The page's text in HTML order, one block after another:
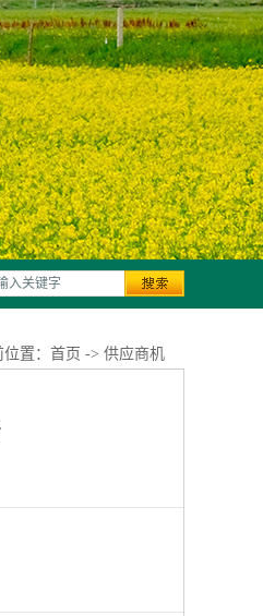
置： 首页 -> 供应商机